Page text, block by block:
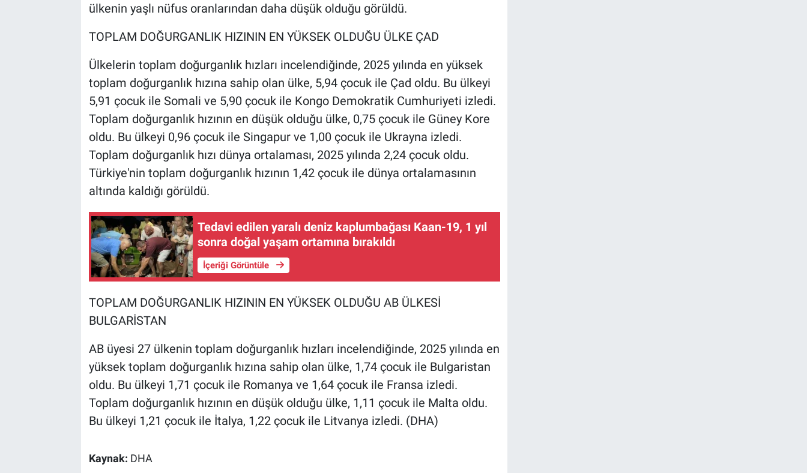
ülkenin yaşlı nüfus oranlarından daha düşük olduğu görüldü.
TOPLAM DOĞURGANLIK HIZININ EN YÜKSEK OLDUĞU ÜLKE ÇAD
Ülkelerin toplam doğurganlık hızları incelendiğinde, 2025 yılında en yüksek
toplam doğurganlık hızına sahip olan ülke, 5,94 çocuk ile Çad oldu. Bu ülkeyi
5,91 çocuk ile Somali ve 5,90 çocuk ile Kongo Demokratik Cumhuriyeti izledi.
Toplam doğurganlık hızının en düşük olduğu ülke, 0,75 çocuk ile Güney Kore
oldu. Bu ülkeyi 0,96 çocuk ile Singapur ve 1,00 çocuk ile Ukrayna izledi.
Toplam doğurganlık hızı dünya ortalaması, 2025 yılında 2,24 çocuk oldu.
Türkiye'nin toplam doğurganlık hızının 1,42 çocuk ile dünya ortalamasının
altında kaldığı görüldü.
Tedavi edilen yaralı deniz kaplumbağası Kaan-19, 1 yıl
sonra doğal yaşam ortamına bırakıldı
İçeriği Görüntüle
TOPLAM DOĞURGANLIK HIZININ EN YÜKSEK OLDUĞU AB ÜLKESİ
BULGARİSTAN
AB üyesi 27 ülkenin toplam doğurganlık hızları incelendiğinde, 2025 yılında en
yüksek toplam doğurganlık hızına sahip olan ülke, 1,74 çocuk ile Bulgaristan
oldu. Bu ülkeyi 1,71 çocuk ile Romanya ve 1,64 çocuk ile Fransa izledi.
Toplam doğurganlık hızının en düşük olduğu ülke, 1,11 çocuk ile Malta oldu.
Bu ülkeyi 1,21 çocuk ile İtalya, 1,22 çocuk ile Litvanya izledi. (DHA)
Kaynak: DHA